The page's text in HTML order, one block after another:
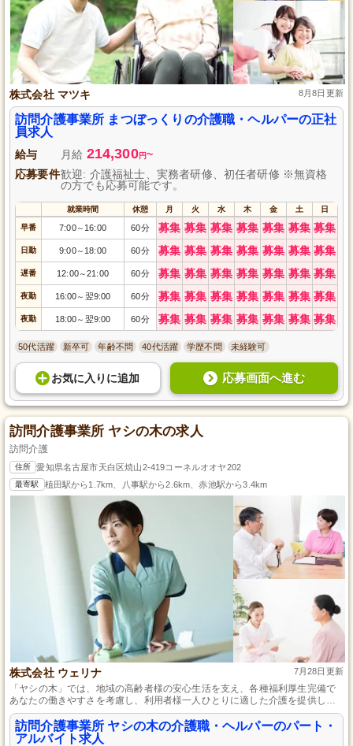
株式会社 マツキ 8月8日更新
訪問介護事業所 まつぼっくりの介護職・ヘルパーの正社
員求人
給与 月給 214,300円~
応募要件歓迎: 介護福祉士、実務者研修、初任者研修 ※無資格
の方でも応募可能です。
就業時間 休憩 月 火 水 木 金 土 日
早番 7:00～ 16:00 60分 募集 募集 募集 募集 募集 募集 募集
日勤 9:00～ 18:00 60分 募集 募集 募集 募集 募集 募集 募集
遅番 12:00～21:00 60分 募集 募集 募集 募集 募集 募集 募集
夜勤 16:00～ 翌9:00 60分 募集 募集 募集 募集 募集 募集 募集
夜勤 18:00～ 翌9:00 60分 募集 募集 募集 募集 募集 募集 募集
50代活躍 新卒可 年齢不問 40代活躍 学歴不問 未経験可
お気に入り に追加 応募画面へ進む
訪問介護事業所 ヤシの木の求人
訪問介護
住所 愛知県名古屋市天白区焼山2-419コーネルオオヤ202
最寄駅 植田駅から1.7km、八事駅から2.6km、赤池駅から3.4km
株式会社 ウェリナ 7月28日更新
「ヤシの木」では、地域の高齢者様の安心生活を支え、各種福利厚生完備で
あなたの働きやすさを考慮し、利用者様一人ひとりに適した介護を提供して
います。
訪問介護事業所 ヤシの木の介護職・ヘルパーのパート・
アルバイト求人